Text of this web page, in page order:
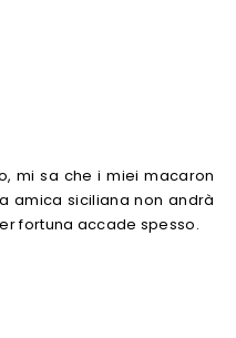
mi sa che i miei macaron
amica siciliana non andrà
fortuna accade spesso.